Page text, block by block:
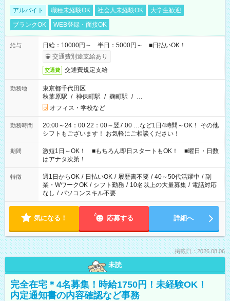
アルバイト 職種未経験OK 社会人未経験OK
大学生歓迎
ブランクOK
WEB登録・面接OK
給与
日給：10000円～ 半日：5000円～ ■日払いOK！
交通費別途支給あり
交通費 交通費規定支給
勤務地
東京都千代田区
秋葉原駅 / 神保町駅 / 麹町駅 / …
オフィス・学校など
勤務時間
20:00～24：00 22：00～翌7:00 …など1日4時間～OK！ その他
シフトもございます！ お気軽にご相談ください！
期間
激短1日～OK！ ■もちろん即日スタートもOK！ ■曜日・日数
はアナタ次第！
特徴 週1日からOK / 日払いOK / 履歴書不要 / 40～50代活躍中 / 副
業・WワークOK / シフト勤務 / 10名以上の大量募集 / 電話対応
なし / パソコンスキル不要
気になる！ 応募する 詳細へ
掲載日：2026.08.06
未読
完全在宅＊4名募集！時給1750円！未経験OK！
内定通知書の内容確認など事務